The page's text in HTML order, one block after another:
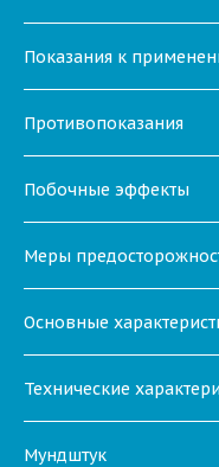
Показания к
Противопоказания
Побочные эффекты
Меры
Основные
Технические
Мундштук